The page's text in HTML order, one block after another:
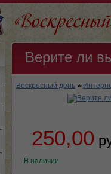
Верите ли
Воскресный день »
250,00
В наличии